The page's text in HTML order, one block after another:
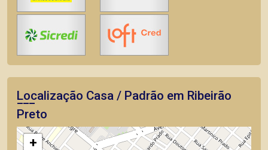
Localização Casa / Padrão em Ribeirão
Preto
+